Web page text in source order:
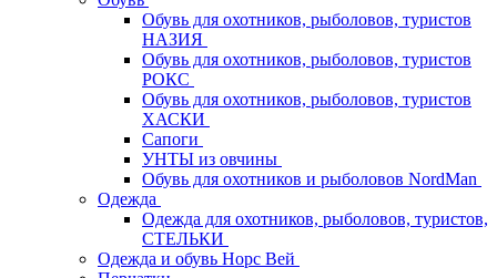
Обувь для охотников, рыболовов, туристов
НАЗИЯ
Обувь для охотников, рыболовов, туристов
РОКС
Обувь для охотников, рыболовов, туристов
ХАСКИ
Сапоги
УНТЫ из овчины
Обувь для охотников и рыболовов NordMan
Одежда
Одежда для охотников, рыболовов, туристов,
СТЕЛЬКИ
Одежда и обувь Норс Вей